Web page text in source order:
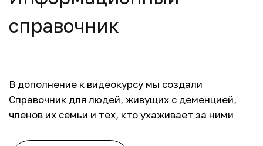
Скачать
Видеокурс был создан при
поддержке и участии наших
партнеров: